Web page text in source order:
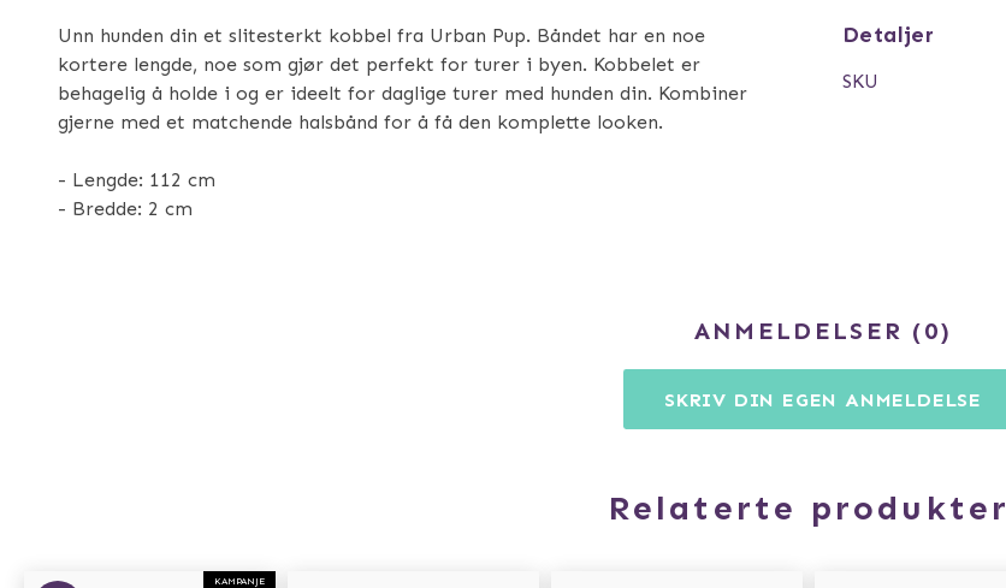
Unn hunden din et slitesterkt kobbel fra Urban Pup. Båndet har en noe
kortere lengde, noe som gjør det perfekt for turer i byen. Kobbelet er
behagelig å holde i og er ideelt for daglige turer med hunden din. Kombiner
gjerne med et matchende halsbånd for å få den komplette looken.
- Lengde: 112 cm
- Bredde: 2 cm
Detaljer
SKU
ANMELDELSER 0
SKRIV DIN EGEN ANMELDELSE
Relaterte produkter
KAMPANJE